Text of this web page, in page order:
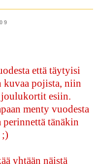
että täytyisi
pojista, niin
esiin.
menty vuodesta
perinnettä tänäkin
;)
yhtään näistä